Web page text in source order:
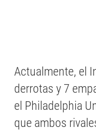
Actualmente, el
derrotas y 7
el Philadelphia
que ambos